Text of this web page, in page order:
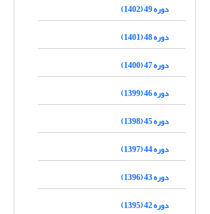
دوره 49 (1402)
دوره 48 (1401)
دوره 47 (1400)
دوره 46 (1399)
دوره 45 (1398)
دوره 44 (1397)
دوره 43 (1396)
دوره 42 (1395)